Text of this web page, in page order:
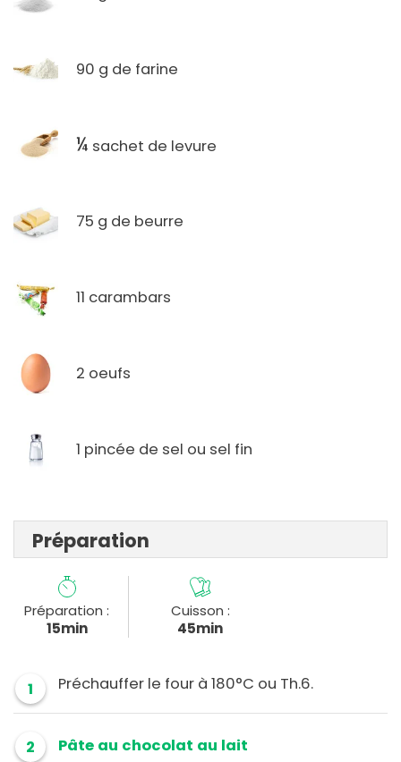
90 g de farine
¼ sachet de levure
75 g de beurre
11 carambars
2 oeufs
1 pincée de sel ou sel fin
Préparation
Préparation :
15min
Cuisson :
45min
1 Préchauffer le four à 180°C ou Th.6.
2
Pâte au chocolat au lait